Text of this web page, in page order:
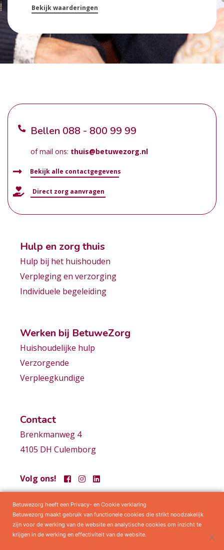
Bekijk waarderingen
Bellen 088 - 800 99 99
of mail ons: thuis@betuwezorg.nl
Bekijk alle contactgegevens
Direct zorg aanvragen
Hulp en zorg thuis
Hulp bij het huishouden
Verpleging en verzorging
Individuele begeleiding
Werken bij BetuweZorg
Huishoudelijke hulp
Verzorgende
Verpleegkundige
Contact
Brenkmanweg 4
4105 DH Culemborg
Volg ons!
Samenwerkingen Privacy statement Algemene voorwaarden
Betuwezorg heeft een Privacy- en Cookie verklaring
Betuwezorg maakt gebruik van functionele cookies die strikt noodzakelijk
zijn voor de werking van de website en analytische cookies om inzicht te
krijgen in de werking en effectiviteit van de website.